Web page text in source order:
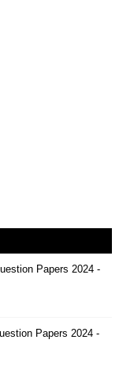
Papers 2024 -
Papers 2024 -